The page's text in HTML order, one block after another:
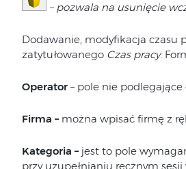
– pozwala na usunięcie
Dodawanie, modyfikacja czasu
zatytułowanego Czas pracy.
Operator – pole nie podlegające
Firma – można wpisać firmę z
Kategoria – jest to pole
przy uzupełnianiu ręcznym